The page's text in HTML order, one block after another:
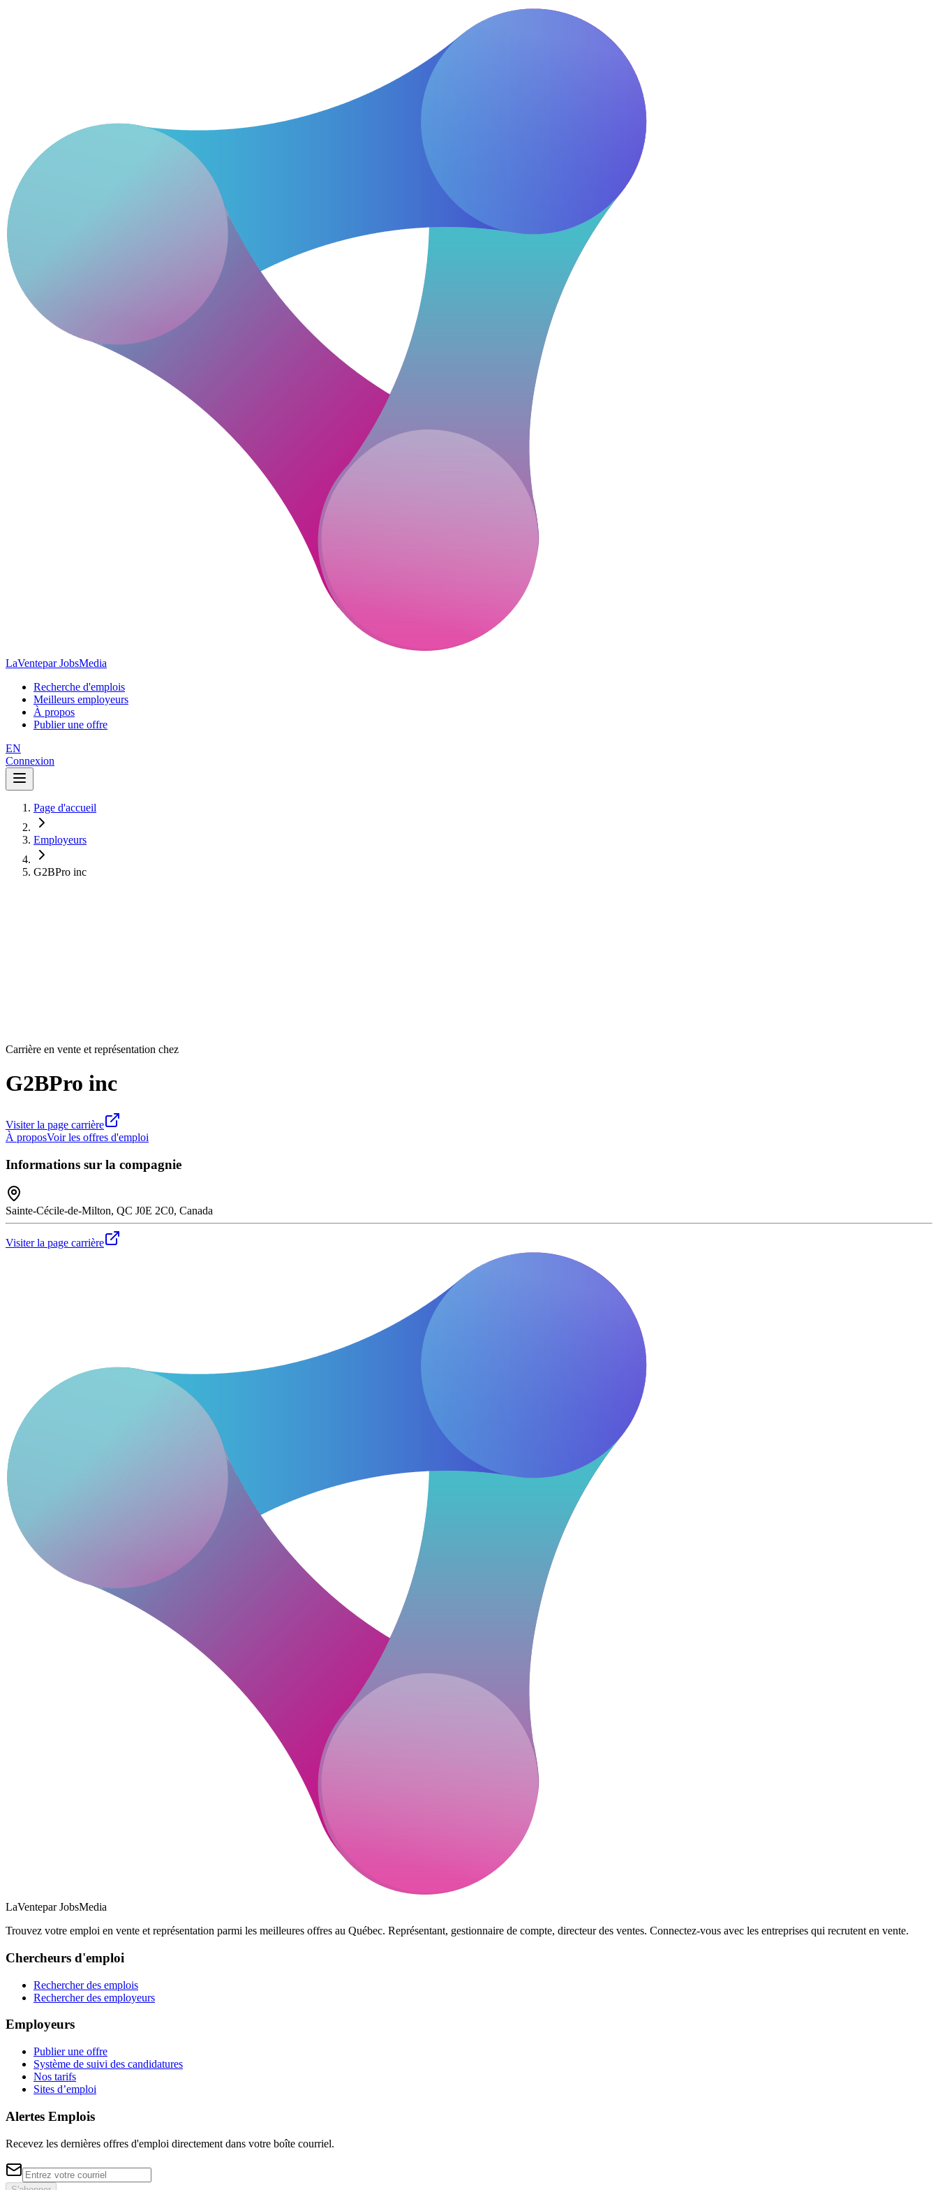
LaVentepar JobsMedia
Recherche d'emplois
Meilleurs employeurs
À propos
Publier une offre
EN
Connexion
Page d'accueil
Employeurs
G2BPro inc
Carrière en vente et représentation chez
G2BPro inc
Visiter la page carrière
À proposVoir les offres d'emploi
Informations sur la compagnie
Sainte-Cécile-de-Milton, QC J0E 2C0, Canada
Visiter la page carrière
LaVentepar JobsMedia
Trouvez votre emploi en vente et représentation parmi les meilleures offres au Québec. Représentant, gestionnaire de compte, directeur des ventes. Connectez-vous avec les entreprises qui recrutent en vente.
Chercheurs d'emploi
Rechercher des emplois
Rechercher des employeurs
Employeurs
Publier une offre
Système de suivi des candidatures
Nos tarifs
Sites d’emploi
Alertes Emplois
Recevez les dernières offres d'emploi directement dans votre boîte courriel.